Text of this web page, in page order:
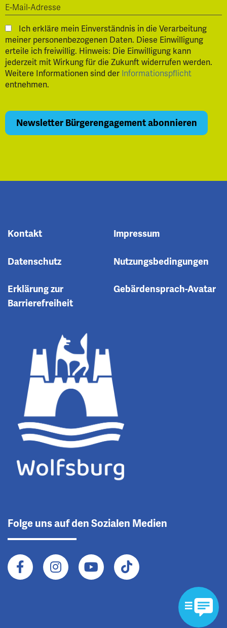
Ich erkläre mein Einverständnis in die Verarbeitung
meiner personenbezogenen Daten. Diese Einwilligung
erteile ich freiwillig. Hinweis: Die Einwilligung kann
jederzeit mit Wirkung für die Zukunft widerrufen werden.
Weitere Informationen sind der Informationspflicht
entnehmen.
Kontakt Impressum
Datenschutz Nutzungsbedingungen
Erklärung zur
Barrierefreiheit
Gebärdensprach-Avatar
Folge uns auf den Sozialen Medien